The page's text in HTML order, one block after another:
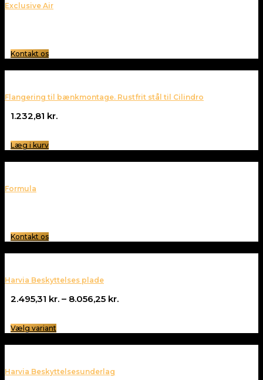
Exclusive Air
Kontakt os
Flangering til bænkmontage. Rustfrit stål til Cilindro
1.232,81 kr.
Læg i kurv
Formula
Kontakt os
Harvia Beskyttelses plade
2.495,31 kr. – 8.056,25 kr.Prisinterval:
8.056,25 kr.
Vælg variant
Harvia Beskyttelsesunderlag